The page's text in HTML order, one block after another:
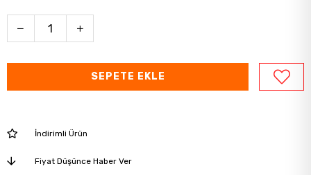
İndirimli Ürün
Fiyat Düşünce Haber Ver